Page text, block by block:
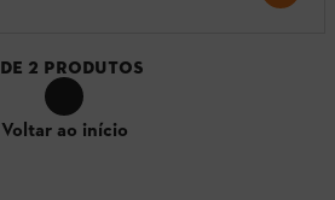
DE 2 PRODUTOS
Voltar ao início